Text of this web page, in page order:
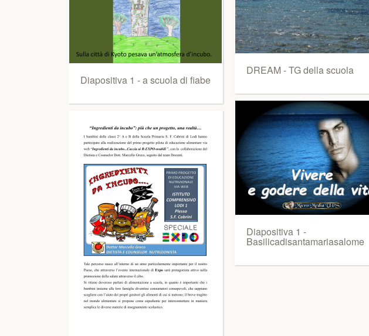
Diapositiva 1 - a scuola di fiabe
DREAM - TG della scuola
Diapositiva 1 -
Basilicadisantamariasalome